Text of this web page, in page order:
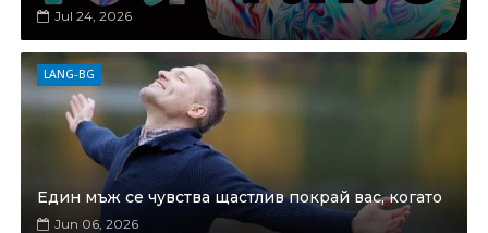
Jul 24, 2026
LANG-BG
Един мъж се чувства щастлив покрай вас, когато
Jun 06, 2026